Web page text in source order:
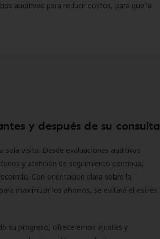
auditivos para reducir costos, para que la
y después de su consulta
sola visita. Desde evaluaciones auditivas
y atención de seguimiento continua,
Con orientación clara sobre la
maximizar los ahorros, se evitará el estrés
su progreso, ofreceremos ajustes y